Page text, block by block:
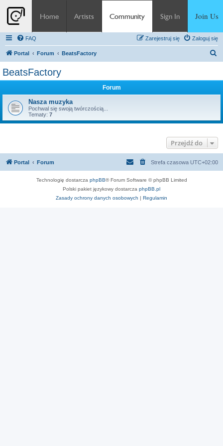
Home Artists Community Sign In Join Us
FAQ Zaloguj się
Zarejestruj się
Portal Forum BeatsFactory
BeatsFactory
Forum
Nasza muzyka
Pochwal się swoją twórczością...
Tematy: 7
Przejdź do
Portal Forum Strefa czasowa UTC+02:00
Technologię dostarcza phpBB® Forum Software © phpBB Limited
Polski pakiet językowy dostarcza phpBB.pl
Zasady ochrony danych osobowych | Regulamin